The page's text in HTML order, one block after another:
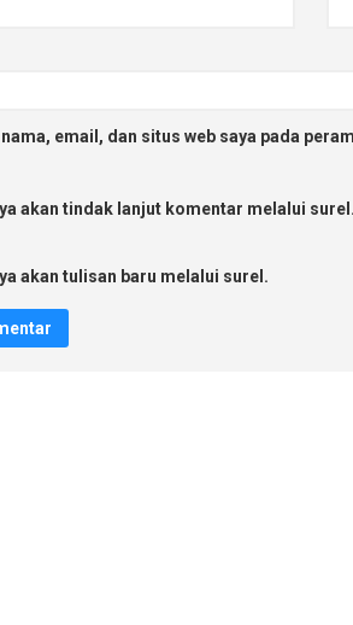
email, dan situs web saya pada
akan tindak lanjut komentar melalui surel.
akan tulisan baru melalui surel.